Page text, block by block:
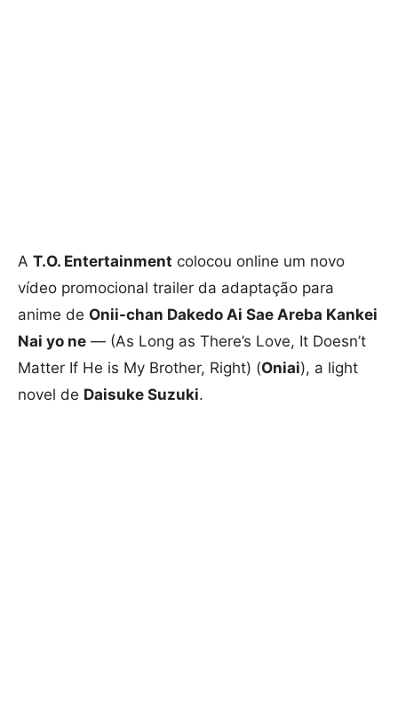
A T.O. Entertainment colocou online um novo
vídeo promocional trailer da adaptação para
anime de Onii-chan Dakedo Ai Sae Areba Kankei
Nai yo ne — (As Long as There’s Love, It Doesn’t
Matter If He is My Brother, Right) (Oniai), a light
novel de Daisuke Suzuki.